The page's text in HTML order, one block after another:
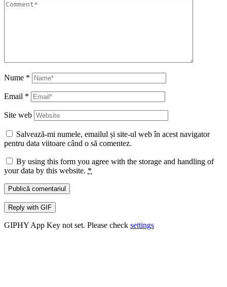
Nume *
Email *
Site web
Salvează-mi numele, emailul și site-ul web în acest navigator
pentru data viitoare când o să comentez.
By using this form you agree with the storage and handling of
your data by this website. *
Publică comentariul
Reply with GIF
GIPHY App Key not set. Please check settings